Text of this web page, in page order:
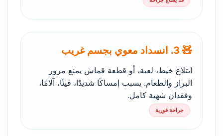
🧸 3. انسداد معوي بجسم غريب
ابتلاع خيط، لعبة، أو قطعة قماش يمنع مرور
البراز والطعام. يسبب إمساكًا شديدًا، قيئًا، آلامًا،
وفقدان شهية كامل.
جراحة فورية